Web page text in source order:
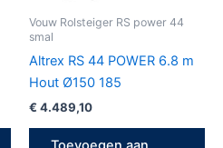
Vouw Rolsteiger RS power 44
smal
Altrex RS 44 POWER 6.8 m
Hout Ø150 185
€ 4.489,10